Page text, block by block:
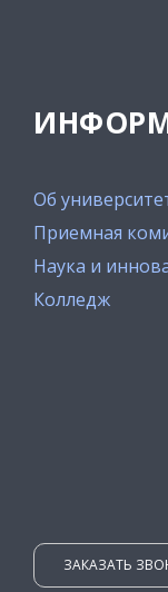
Об
Приемная
Наука и
Колледж
ЗАКАЗАТЬ